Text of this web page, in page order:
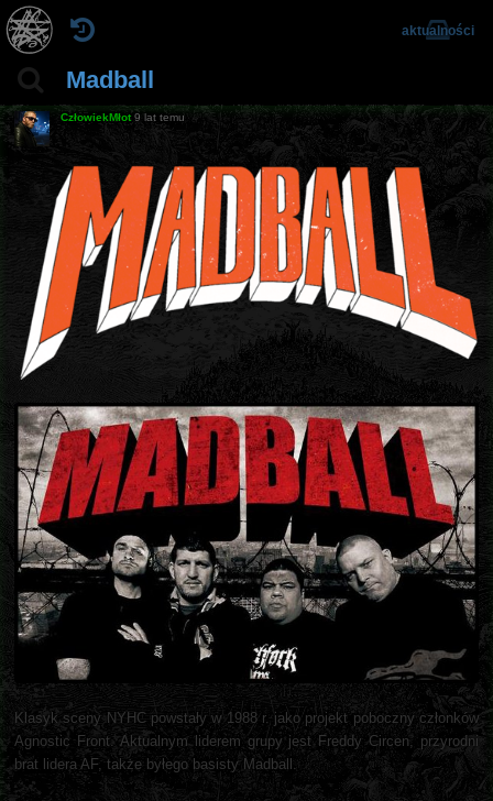
Madball
aktualności
CzłowiekMłot 9 lat temu
Klasyk sceny NYHC powstały w 1988 r. jako projekt poboczny członków
Agnostic Front. Aktualnym liderem grupy jest Freddy Circen, przyrodni
brat lidera AF, także byłego basisty Madball.